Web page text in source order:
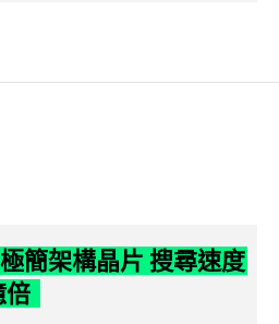
簡架構晶片 搜尋速度
倍